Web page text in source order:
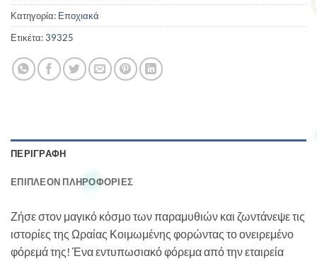
Κατηγορία: Εποχιακά
Ετικέτα:39325
ΠΕΡΙΓΡΑΦΉ
ΕΠΙΠΛΈΟΝ ΠΛΗΡΟΦΟΡΊΕΣ
Ζήσε στον μαγικό κόσμο των παραμυθιών και ζωντάνεψε τις
ιστορίες της Ωραίας Κοιμωμένης φορώντας το ονειρεμένο
φόρεμά της! Ένα εντυπωσιακό φόρεμα από την εταιρεία